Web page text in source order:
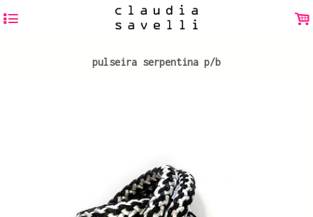
4 .
pulseira serpentina p/b